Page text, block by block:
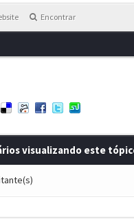
Encontrar
visualizando este